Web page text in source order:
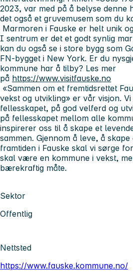
2023, var med på å belyse denne
det også et gruvemusem som du
Marmoren i Fauske er helt unik
I sentrum er det et godt synlig
kan du også se i store bygg som
FN-bygget i New York. Er du
kommune har å tilby? Les mer
på https://www.visitfauske.no
«Sammen om et fremtidsrettet
vekst og utvikling» er vår visjon.
fellesskapet, på god velferd og
på fellesskapet mellom alle
inspirerer oss til å skape et
sammen. Gjennom å leve, å
framtiden i Fauske skal vi sørge
skal være en kommune i vekst,
bærekraftig måte.
Sektor
Offentlig
Nettsted
https://www.fauske.kommune.no/